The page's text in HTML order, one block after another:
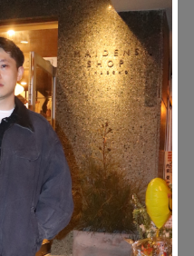
れの逸品
着サミット
グッド図鑑
JOURNAL
のYouTube
#AH.H
#MUSIC #MOVIE
#OUTDOOR